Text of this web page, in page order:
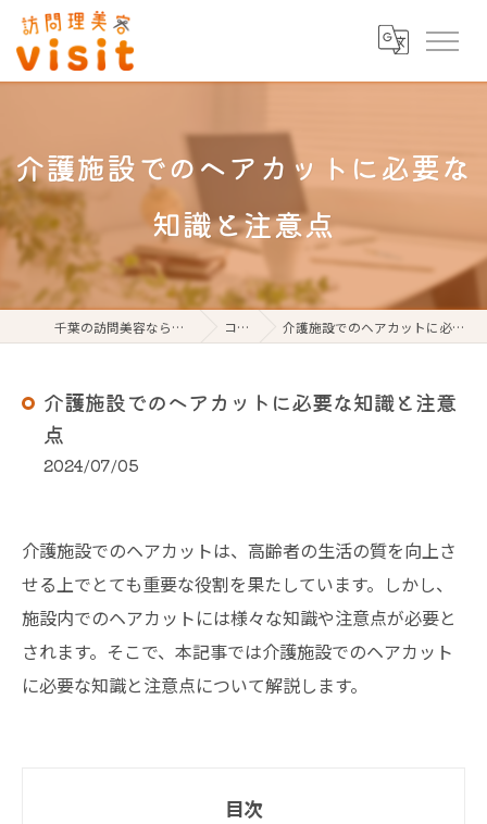
介護施設でのヘアカットに必要な
知識と注意点
千葉の訪問美容なら訪問理美容visit コラム 介護施設でのヘアカットに必要な知識と注意点
介護施設でのヘアカットに必要な知識と注意
点
2024/07/05
介護施設でのヘアカットは、高齢者の生活の質を向上さ
せる上でとても重要な役割を果たしています。しかし、
施設内でのヘアカットには様々な知識や注意点が必要と
されます。そこで、本記事では介護施設でのヘアカット
に必要な知識と注意点について解説します。
目次